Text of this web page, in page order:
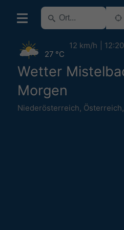
Wetter
Morgen
Niederösterreich, Österreich
27 °C
12 km/h 12:20